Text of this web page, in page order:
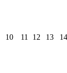
10 11 12 13 14